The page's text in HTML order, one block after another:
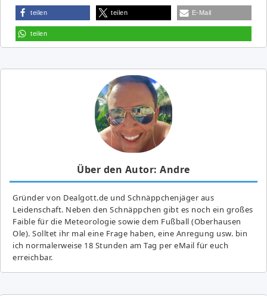
teilen teilen E-Mail
teilen
Über den Autor: Andre
Gründer von Dealgott.de und Schnäppchenjäger aus
Leidenschaft. Neben den Schnäppchen gibt es noch ein großes
Fai­ble für die Meteorologie sowie dem Fußball (Oberhausen
Ole). Solltet ihr mal eine Frage haben, eine Anregung usw. bin
ich normalerweise 18 Stunden am Tag per eMail für euch
erreichbar.